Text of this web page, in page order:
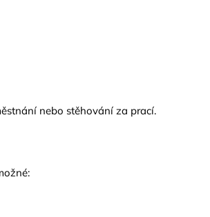
nebo stěhování za prací.